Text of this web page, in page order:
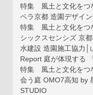
特集 風土と文化をつ
ペラ京都 造園デザイ
特集 風土と文化をつ
シックスセンシズ 京
水建設 造園施工協力│
Report 庭が体現する
特集 風土と文化をつ
会う庭 OMO7高知 by
STUDIO